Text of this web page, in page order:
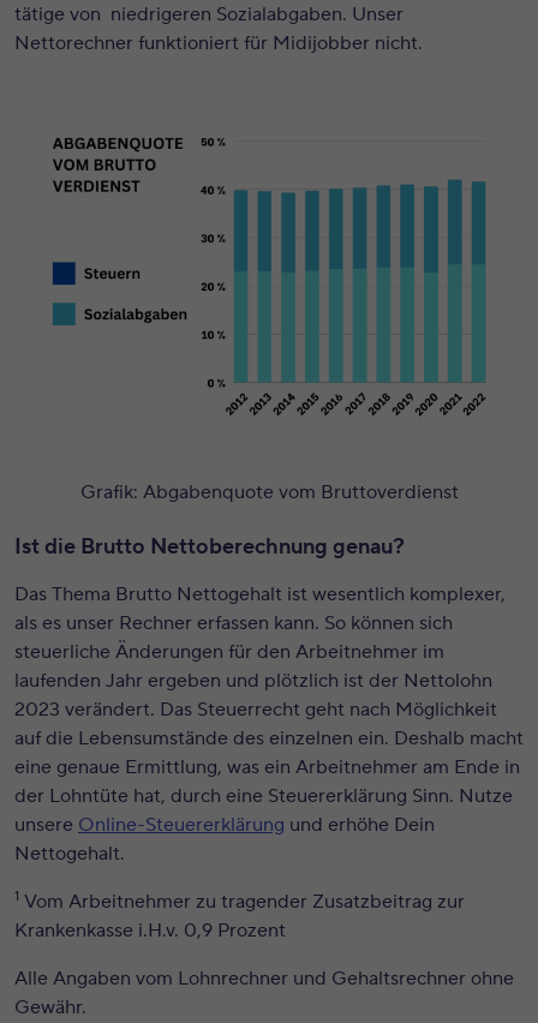
tätige von niedrigeren Sozialabgaben. Unser
Nettorechner funktioniert für Midijobber nicht.
Grafik: Abgabenquote vom Bruttoverdienst
Ist die Brutto Nettoberechnung genau?
Das Thema Brutto Nettogehalt ist wesentlich komplexer,
als es unser Rechner erfassen kann. So können sich
steuerliche Änderungen für den Arbeitnehmer im
laufenden Jahr ergeben und plötzlich ist der Nettolohn
2023 verändert. Das Steuerrecht geht nach Möglichkeit
auf die Lebensumstände des einzelnen ein. Deshalb macht
eine genaue Ermittlung, was ein Arbeitnehmer am Ende in
der Lohntüte hat, durch eine Steuererklärung Sinn. Nutze
unsere Online-Steuererklärung und erhöhe Dein
Nettogehalt.
1 Vom Arbeitnehmer zu tragender Zusatzbeitrag zur
Krankenkasse i.H.v. 0,9 Prozent
Alle Angaben vom Lohnrechner und Gehaltsrechner ohne
Gewähr.